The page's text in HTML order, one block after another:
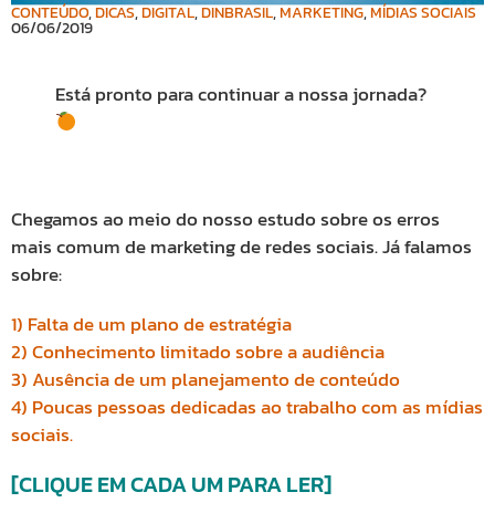
CONTEÚDO,DICAS,DIGITAL,DINBRASIL,MARKETING,MÍDIAS SOCIAIS
06/06/2019
Está pronto para continuar a nossa jornada?
Chegamos ao meio do nosso estudo sobre os erros
mais comum de marketing de redes sociais. Já falamos
sobre:
1) Falta de um plano de estratégia
2) Conhecimento limitado sobre a audiência
3) Ausência de um planejamento de conteúdo
4) Poucas pessoas dedicadas ao trabalho com as mídias
sociais.
[CLIQUE EM CADA UM PARA LER]